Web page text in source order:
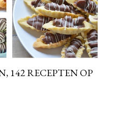
142 RECEPTEN OP